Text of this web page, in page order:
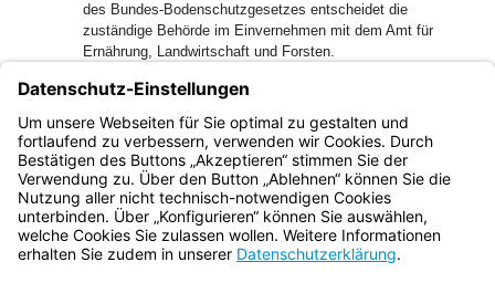
des Bundes-Bodenschutzgesetzes entscheidet die
zuständige Behörde im Einvernehmen mit dem Amt für
Ernährung, Landwirtschaft und Forsten.
(2) Die Staatsregierung wird ermächtigt, die Einzelheiten der
Ausgleichsgewährung, insbesondere das Verfahren sowie
Art und Umfang des Ausgleichsanspruchs, durch
Rechtsverordnung zu regeln.
Bayern.de
BayernPortal